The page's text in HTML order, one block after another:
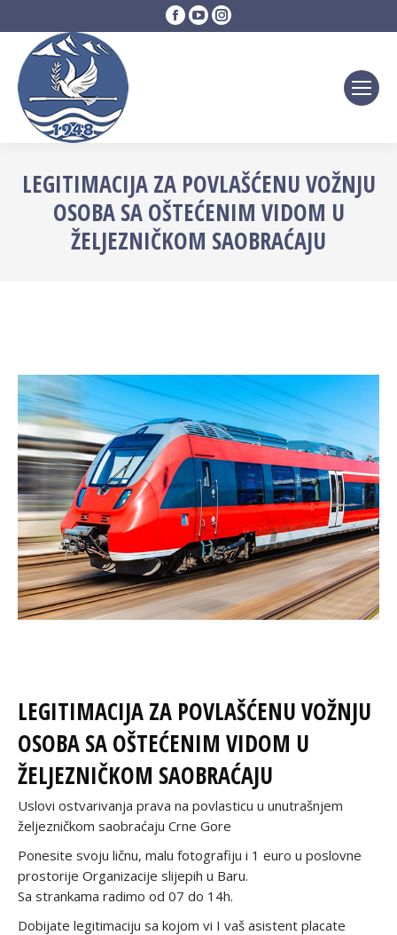
Facebook
page
YouTube
page
Instagram
page
LEGITIMACIJA ZA POVLAŠĆENU VOŽNJU
OSOBA SA OŠTEĆENIM VIDOM U
ŽELJEZNIČKOM SAOBRAĆAJU
LEGITIMACIJA ZA POVLAŠĆENU VOŽNJU
OSOBA SA OŠTEĆENIM VIDOM U
ŽELJEZNIČKOM SAOBRAĆAJU
Uslovi ostvarivanja prava na povlasticu u unutrašnjem
željezničkom saobraćaju Crne Gore
Ponesite svoju ličnu, malu fotografiju i 1 euro u poslovne
prostorije Organizacije slijepih u Baru.
Sa strankama radimo od 07 do 14h.
Dobijate legitimaciju sa kojom vi I vaš asistent placate